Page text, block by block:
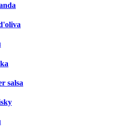
salsa